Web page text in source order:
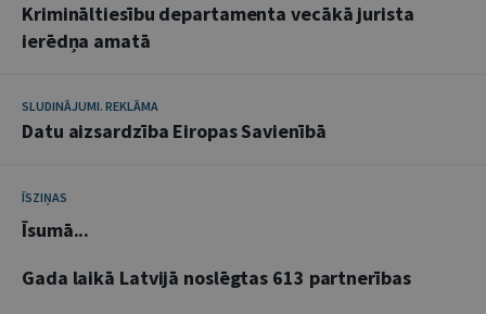
Krimināltiesību departamenta vecākā jurista
ierēdņa amatā
SLUDINĀJUMI. REKLĀMA
Datu aizsardzība Eiropas Savienībā
ĪSZIŅAS
Īsumā...
Gada laikā Latvijā noslēgtas 613 partnerības